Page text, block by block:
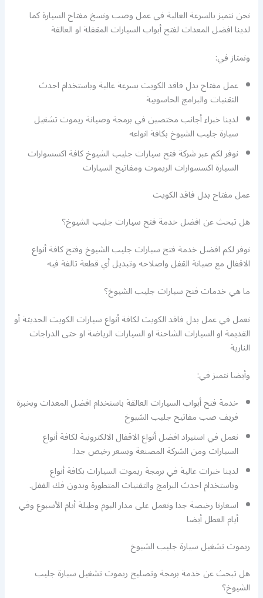
نحن نتميز بالسرعة العالية في عمل وصب ونسخ مفتاح السيارة كما
لدينا افضل المعدات لفتح أبواب السيارات المقفلة او العالقة
ونمتاز في:
عمل مفتاح بدل فاقد الكويت بسرعة عالية وباستخدام احدث
التقنيات والبرامج الحاسوبية
لدينا خبراء أجانب مختصين في برمجة وصيانة ريموت تشغيل
سيارة جليب الشيوخ بكافة انواعه
نوفر لكم عبر شركة فتح سيارات جليب الشيوخ كافة اكسسوارات
السيارة اكسسوارات الريموت ومفاتيح السيارات
عمل مفتاح بدل فاقد الكويت
هل تبحث عن افضل خدمة فتح سيارات جليب الشيوخ؟
نوفر لكم افضل خدمة فتح سيارات جليب الشيوخ وفتح كافة أنواع
الاقفال مع صيانة القفل واصلاحه وتبديل أي قطعة تالفة فيه
ما هي خدمات فتح سيارات جليب الشيوخ؟
نعمل في عمل بدل فاقد الكويت لكافة أنواع سيارات الكويت الحديثة أو
القديمة او السيارات الشاحنة او السيارات الرياضة او حتى الدراجات
النارية
وأيضا نتميز في:
خدمة فتح أبواب السيارات العالقة باستخدام افضل المعدات وبخبرة
فريف صب مفاتيح جليب الشيوخ
نعمل في استيراد افضل أنواع الاقفال الالكترونية لكافة أنواع
السيارات ومن الشركة المصنعة وبسعر رخيص جدا.
لدينا خبرات عالية في برمجة ريموت السيارات بكافة أنواع
وباستخدام احدث البرامج والتقنيات المتطورة وبدون فك القفل.
اسعارنا رخيصة جدا ونعمل على مدار اليوم وطيلة أيام الأسبوع وفي
أيام العطل أيضا
ريموت تشغيل سيارة جليب الشيوخ
هل تبحث عن خدمة برمجة وتصليح ريموت تشغيل سيارة جليب
الشيوخ؟